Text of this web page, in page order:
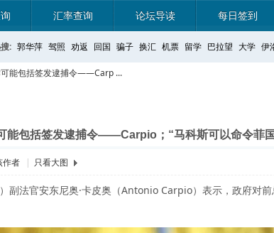
汇率查询 论坛导读 每日签到
: 郭华萍 驾照 劝返 回国 骗子 换汇 机票 留学 巴拉望 大学 伊
能包括签发逮捕令——Carp ...
能包括签发逮捕令——Carpio；“马科斯可以命令菲
作者 | 只看大图
法官安东尼奥·卡皮奥（Antonio Carpio）表示，政府对